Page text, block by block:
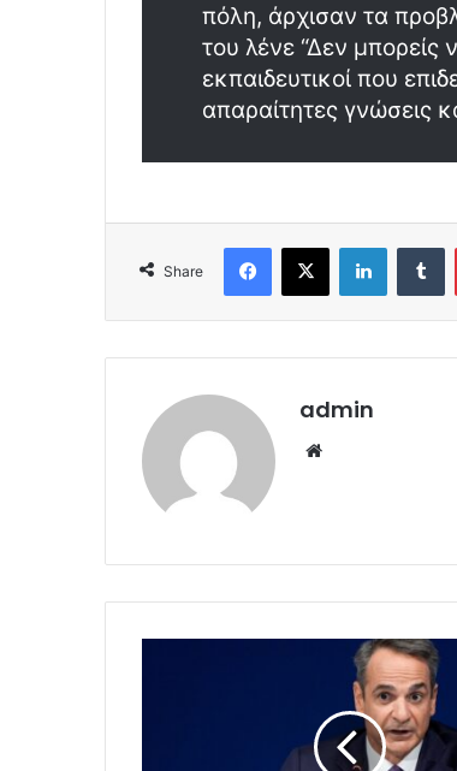
πόλη, άρχισαν τα
του λένε “Δεν μπορείς
εκπαιδευτικοί που
απαραίτητες γνώσεις
Share
Facebook
X LinkedIn
admin